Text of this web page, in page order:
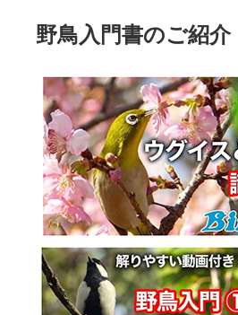
野鳥入門書のご紹介